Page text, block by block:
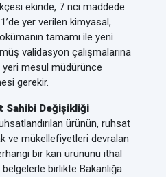
ekinde, 7 nci maddede
yer verilen kimyasal,
tamamı ile yeni
validasyon çalışmalarına
yeri mesul müdürünce
gerekir.
Sahibi Değişikliği
ürünün, ruhsat
ve mükellefiyetleri devralan
bir kan ürününü ithal
birlikte Bakanlığa